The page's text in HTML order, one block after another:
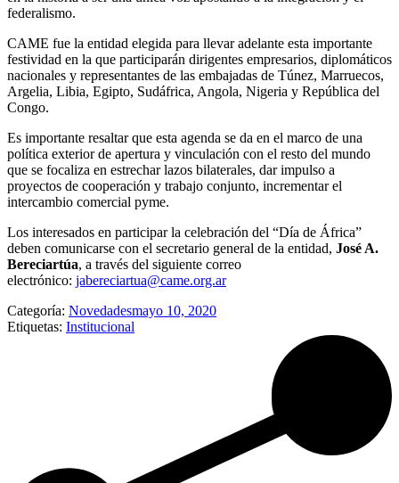
federalismo.
CAME fue la entidad elegida para llevar adelante esta importante
festividad en la que participarán dirigentes empresarios, diplomáticos
nacionales y representantes de las embajadas de Túnez, Marruecos,
Argelia, Libia, Egipto, Sudáfrica, Angola, Nigeria y República del
Congo.
Es importante resaltar que esta agenda se da en el marco de una
política exterior de apertura y vinculación con el resto del mundo
que se focaliza en estrechar lazos bilaterales, dar impulso a
proyectos de cooperación y trabajo conjunto, incrementar el
intercambio comercial pyme.
Los interesados en participar la celebración del “Día de África”
deben comunicarse con el secretario general de la entidad, José A.
Bereciartúa, a través del siguiente correo
electrónico: jabereciartua@came.org.ar
Categoría: Novedadesmayo 10, 2020
Etiquetas: Institucional